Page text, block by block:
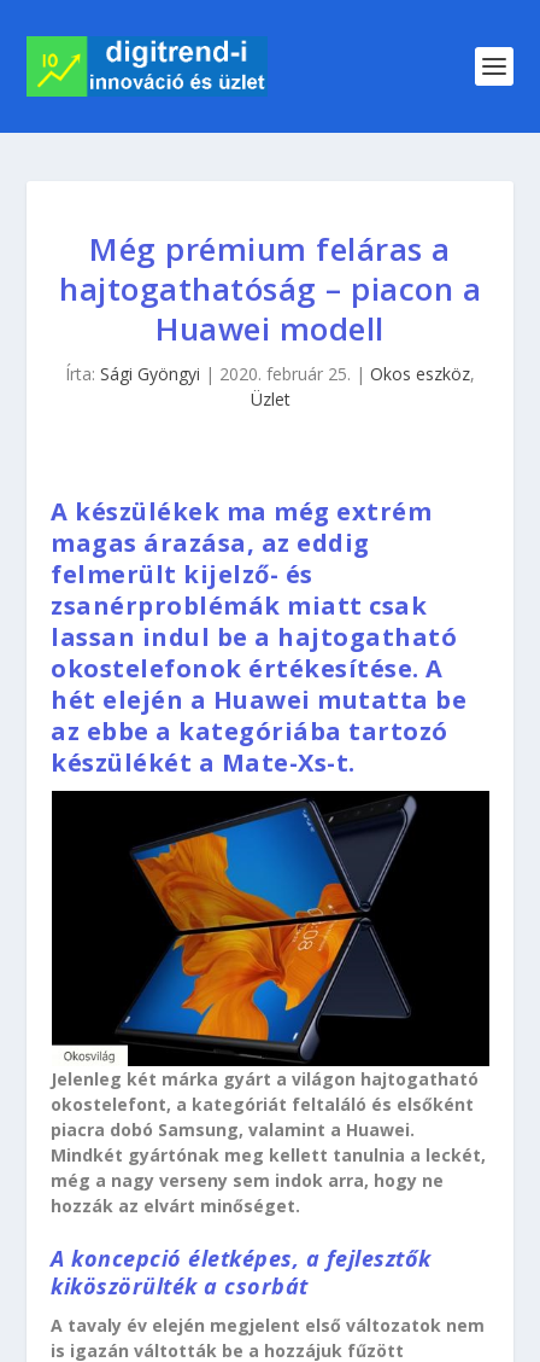
Még prémium feláras a
hajtogathatóság – piacon a
Huawei modell
Írta: Sági Gyöngyi | 2020. február 25. | Okos eszköz,
Üzlet
A készülékek ma még extrém
magas árazása, az eddig
felmerült kijelző- és
zsanérproblémák miatt csak
lassan indul be a hajtogatható
okostelefonok értékesítése. A
hét elején a Huawei mutatta be
az ebbe a kategóriába tartozó
készülékét a Mate-Xs-t.
Jelenleg két márka gyárt a világon hajtogatható
okostelefont, a kategóriát feltaláló és elsőként
piacra dobó Samsung, valamint a Huawei.
Mindkét gyártónak meg kellett tanulnia a leckét,
még a nagy verseny sem indok arra, hogy ne
hozzák az elvárt minőséget.
A koncepció életképes, a fejlesztők
kiköszörülték a csorbát
A tavaly év elején megjelent első változatok nem
is igazán váltották be a hozzájuk fűzött